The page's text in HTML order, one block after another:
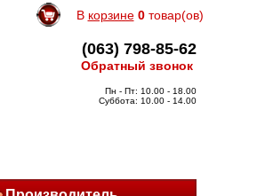
В корзине 0товар(ов)
(063) 798-85-62
Обратный звонок
Пн - Пт: 10.00 - 18.00
Суббота: 10.00 - 14.00